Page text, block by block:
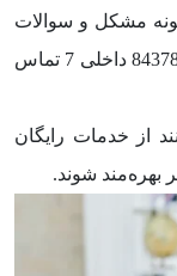
مشکل و سوالات
فنی با واحد پشتیبانی فنی ایرانمهر به شماره 84378 داخلی 7 تماس
از خدمات رایگان
بهره‌مند شوند.